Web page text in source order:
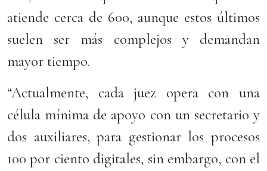
atiende cerca de 600, aunque estos últimos
suelen ser más complejos y demandan
mayor tiempo.
“Actualmente, cada juez opera con una
célula mínima de apoyo con un secretario y
dos auxiliares, para gestionar los procesos
100 por ciento digitales, sin embargo, con el